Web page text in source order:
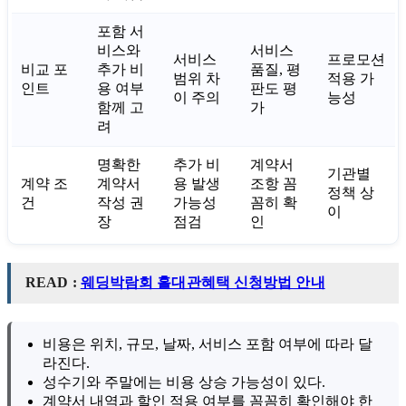
비교 포
인트
포함 서
비스와
추가 비
용 여부
함께 고
려
서비스
범위 차
이 주의
서비스
품질, 평
판도 평
가
프로모션
적용 가
능성
계약 조
건
명확한
계약서
작성 권
장
추가 비
용 발생
가능성
점검
계약서
조항 꼼
꼼히 확
인
기관별
정책 상
이
READ : 웨딩박람회 홀대관혜택 신청방법 안내
비용은 위치, 규모, 날짜, 서비스 포함 여부에 따라 달
라진다.
성수기와 주말에는 비용 상승 가능성이 있다.
계약서 내역과 할인 적용 여부를 꼼꼼히 확인해야 한